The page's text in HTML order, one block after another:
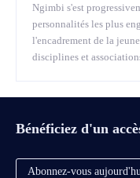
Ngimbi s'est
personnalités les plus
l'encadrement de la
disciplines et
Bénéficiez d'un
Abonnez-vous